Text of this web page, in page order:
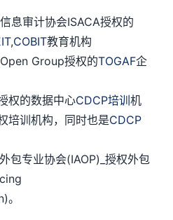
审计协会ISACA授权的
,COBIT教育机构
Group授权的TOGAF企
的数据中心CDCP培训机
培训机构，同时也是CDCP
专业协会(IAOP)_授权外包